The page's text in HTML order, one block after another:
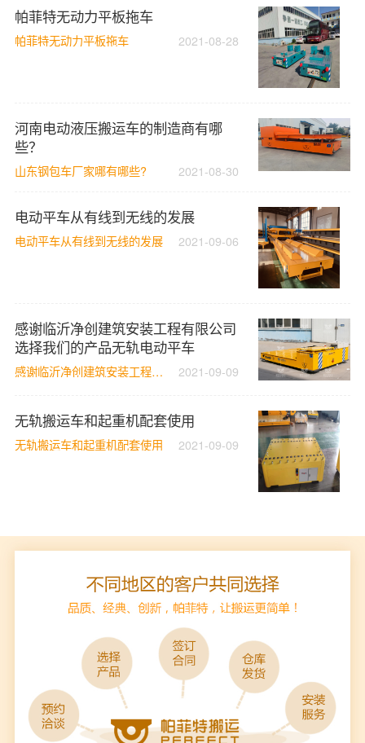
帕菲特无动力平板拖车
帕菲特无动力平板拖车 2021-08-28
河南电动液压搬运车的制造商有哪
些？
山东钢包车厂家哪有哪些? 2021-08-30
电动平车从有线到无线的发展
电动平车从有线到无线的发展 2021-09-06
感谢临沂净创建筑安装工程有限公司
选择我们的产品无轨电动平车
感谢临沂净创建筑安装工程有限公司选择我们的产品无轨电动平车 2021-09-09
无轨搬运车和起重机配套使用
无轨搬运车和起重机配套使用 2021-09-09